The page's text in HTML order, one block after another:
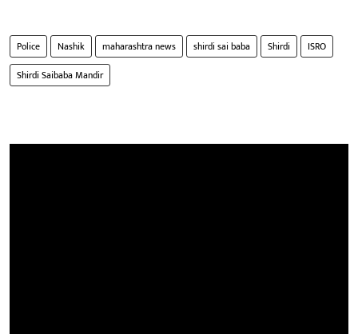
Police Nashik maharashtra news shirdi sai baba Shirdi
ISRO
Shirdi Saibaba Mandir